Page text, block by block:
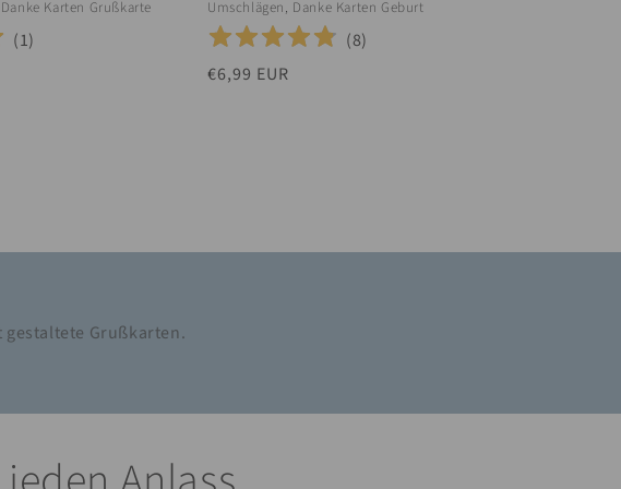
Karten Grußkarte
(1)
Umschlägen, Danke Karten Geburt
(8)
Normaler
€6,99 EUR
gestaltete Grußkarten.